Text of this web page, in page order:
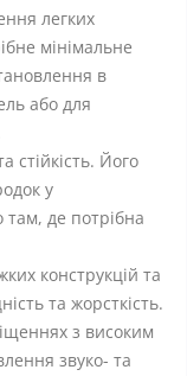
легких
мінімальне
в
або для
стійкість. Його
у
де потрібна
конструкцій та
та жорсткість.
з високим
звуко- та